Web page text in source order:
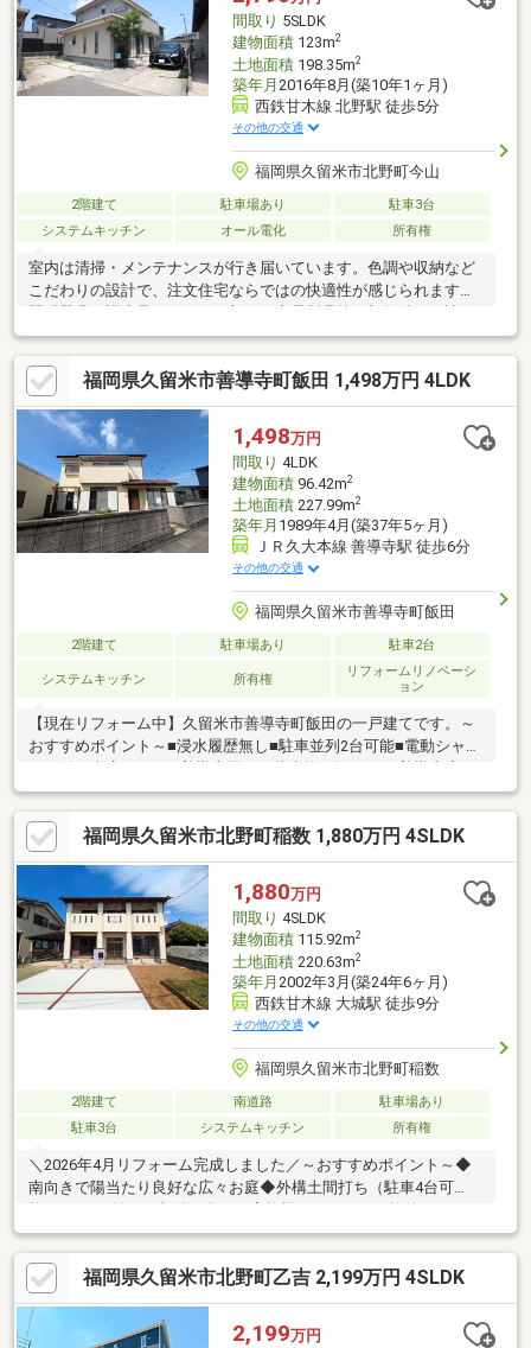
間取り 5SLDK
建物面積123m2
土地面積198.35m2
築年月 2016年8月(築10年1ヶ月)
西鉄甘木線 北野駅 徒歩5分
その他の交通
福岡県久留米市北野町今山
2階建て 駐車場あり
駐車3台
システムキッチン
オール電化 所有権
室内は清掃・メンテナンスが行き届いています。色調や収納など
こだわりの設計で、注文住宅ならではの快適性が感じられます。
できます。是非ご見学にてお確かめください。
福岡県久留米市善導寺町飯田 1,498万円 4LDK
1,498万円
間取り 4LDK
建物面積96.42m2
土地面積227.99m2
築年月 1989年4月(築37年5ヶ月)
ＪＲ久大本線 善導寺駅 徒歩6分
その他の交通
福岡県久留米市善導寺町飯田
2階建て 駐車場あり 駐車2台
システムキッチン 所有権
リフォームリノベーシ
ョン
【現在リフォーム中】久留米市善導寺町飯田の一戸建てです。～
おすすめポイント～■浸水履歴無し■駐車並列2台可能■電動シャッ
で徒歩約3分■ドラッグストアコスモス善導寺店まで徒歩約4分リ
フォーム後のお引渡しのため、追加で費用をかけることなくその
まま住み始めれます。諸費用含めて住宅ローンを借りても35年払
いであれば4万円台。駐車場もあって、ペットも飼えて、自分好み
にカスタマイズもできてこの支払額は魅力的ではないでしょう
か。頭金・自己資金ゼロでも購入可能です。
福岡県久留米市北野町稲数 1,880万円 4SLDK
1,880万円
間取り 4SLDK
建物面積115.92m2
土地面積220.63m2
築年月 2002年3月(築24年6ヶ月)
西鉄甘木線 大城駅 徒歩9分
その他の交通
福岡県久留米市北野町稲数
2階建て 南道路
駐車場あり
駐車3台
システムキッチン 所有権
＼2026年4月リフォーム完成しました／～おすすめポイント～◆
南向きで陽当たり良好な広々お庭◆外構土間打ち（駐車4台可
福岡県久留米市北野町乙吉 2,199万円 4SLDK
2,199万円